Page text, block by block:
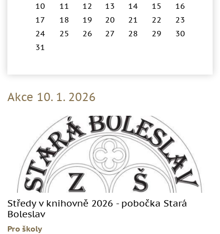
10
11 12 13 14 15
16
17
18 19 20 21 22
23
24
25 26 27 28 29
30
31
Akce 10. 1. 2026
Pro školy
Středy v knihovně 2026 - pobočka Stará
Boleslav